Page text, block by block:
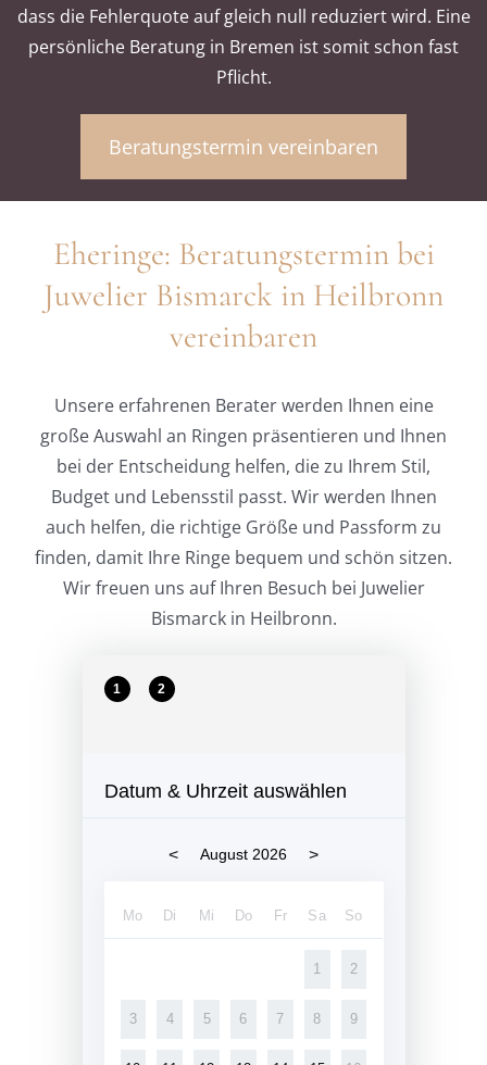
dass die Fehlerquote auf gleich null reduziert wird. Eine
persönliche Beratung in Bremen ist somit schon fast
Pflicht.
Beratungstermin vereinbaren
Eheringe: Beratungstermin bei
Juwelier Bismarck in Heilbronn
vereinbaren
Unsere erfahrenen Berater werden Ihnen eine
große Auswahl an Ringen präsentieren und Ihnen
bei der Entscheidung helfen, die zu Ihrem Stil,
Budget und Lebensstil passt. Wir werden Ihnen
auch helfen, die richtige Größe und Passform zu
finden, damit Ihre Ringe bequem und schön sitzen.
Wir freuen uns auf Ihren Besuch bei Juwelier
Bismarck in Heilbronn.
1 2
Datum & Uhrzeit auswählen
< August 2026 >
Mo Di Mi Do Fr Sa So
1 2
3 4 5 6 7 8 9